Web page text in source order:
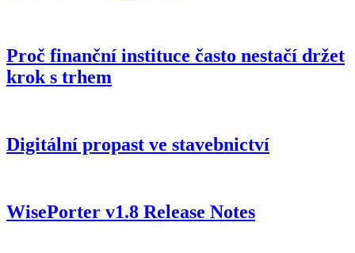
Proč finanční instituce často nestačí držet
krok s trhem
Digitální propast ve stavebnictví
WisePorter v1.8 Release Notes